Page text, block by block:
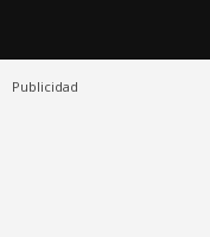
Publicidad